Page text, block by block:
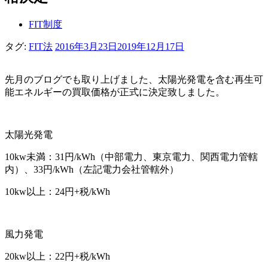
FIT制度
タグ: FIT法 2016年3月23日 2019年12月17日
先月のブログでも取り上げました、太陽光発電を含む再生可
能エネルギーの買取価格が正式に決定致しました。
太陽光発電
10kw未満：31円/kWh（中部電力、東京電力、関西電力管轄
内）、33円/kWh（左記電力会社管轄外）
10kw以上：24円+税/kWh
風力発電
20kw以上：22円+税/kWh